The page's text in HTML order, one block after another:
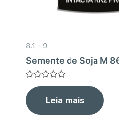
8.1 - 9
Semente de Soja M
Avaliação
0
de
5
Leia mais